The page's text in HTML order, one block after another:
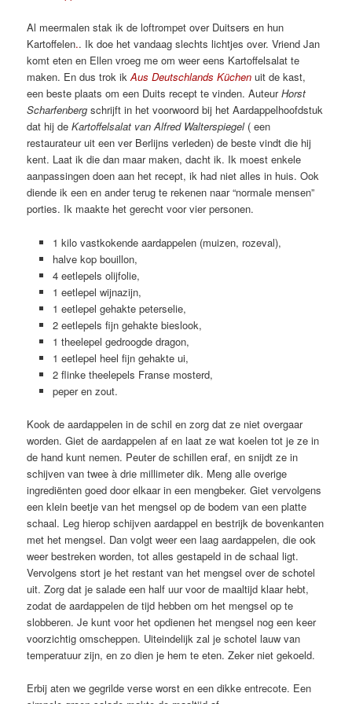
Al meermalen stak ik de loftrompet over Duitsers en hun
Kartoffelen.. Ik doe het vandaag slechts lichtjes over. Vriend Jan
komt eten en Ellen vroeg me om weer eens Kartoffelsalat te
maken. En dus trok ikAus Deutschlands Küchen uit de kast,
een beste plaats om een Duits recept te vinden. AuteurHorst
Scharfenberg schrijft in het voorwoord bij het Aardappelhoofdstuk
dat hij deKartoffelsalat van Alfred Walterspiegel( een
restaurateur uit een ver Berlijns verleden) de beste vindt die hij
kent. Laat ik die dan maar maken, dacht ik. Ik moest enkele
aanpassingen doen aan het recept, ik had niet alles in huis. Ook
diende ik een en ander terug te rekenen naar “normale mensen”
porties. Ik maakte het gerecht voor vier personen.
1 kilo vastkokende aardappelen (muizen, rozeval),
halve kop bouillon,
4 eetlepels olijfolie,
1 eetlepel wijnazijn,
1 eetlepel gehakte peterselie,
2 eetlepels fijn gehakte bieslook,
1 theelepel gedroogde dragon,
1 eetlepel heel fijn gehakte ui,
2 flinke theelepels Franse mosterd,
peper en zout.
Kook de aardappelen in de schil en zorg dat ze niet overgaar
worden. Giet de aardappelen af en laat ze wat koelen tot je ze in
de hand kunt nemen. Peuter de schillen eraf, en snijdt ze in
schijven van twee à drie millimeter dik. Meng alle overige
ingrediënten goed door elkaar in een mengbeker. Giet vervolgens
een klein beetje van het mengsel op de bodem van een platte
schaal. Leg hierop schijven aardappel en bestrijk de bovenkanten
met het mengsel. Dan volgt weer een laag aardappelen, die ook
weer bestreken worden, tot alles gestapeld in de schaal ligt.
Vervolgens stort je het restant van het mengsel over de schotel
uit. Zorg dat je salade een half uur voor de maaltijd klaar hebt,
zodat de aardappelen de tijd hebben om het mengsel op te
slobberen. Je kunt voor het opdienen het mengsel nog een keer
voorzichtig omscheppen. Uiteindelijk zal je schotel lauw van
temperatuur zijn, en zo dien je hem te eten. Zeker niet gekoeld.
Erbij aten we gegrilde verse worst en een dikke entrecote. Een